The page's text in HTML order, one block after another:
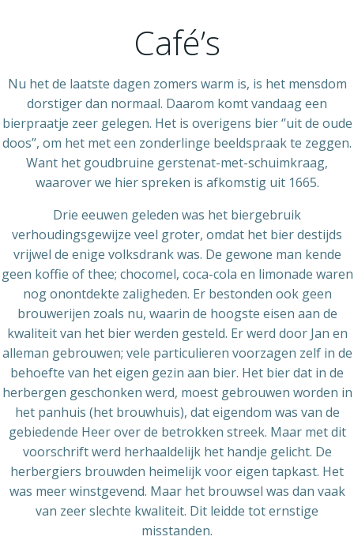
naar
de
Café’s
Nu het de laatste dagen zomers warm is, is het mensdom
dorstiger dan normaal. Daarom komt vandaag een
bierpraatje zeer gelegen. Het is overigens bier ‘’uit de oude
doos’’, om het met een zonderlinge beeldspraak te zeggen.
Want het goudbruine gerstenat-met-schuimkraag,
waarover we hier spreken is afkomstig uit 1665.
Drie eeuwen geleden was het biergebruik
verhoudingsgewijze veel groter, omdat het bier destijds
vrijwel de enige volksdrank was. De gewone man kende
geen koffie of thee; chocomel, coca-cola en limonade waren
nog onontdekte zaligheden. Er bestonden ook geen
brouwerijen zoals nu, waarin de hoogste eisen aan de
kwaliteit van het bier werden gesteld. Er werd door Jan en
alleman gebrouwen; vele particulieren voorzagen zelf in de
behoefte van het eigen gezin aan bier. Het bier dat in de
herbergen geschonken werd, moest gebrouwen worden in
het panhuis (het brouwhuis), dat eigendom was van de
gebiedende Heer over de betrokken streek. Maar met dit
voorschrift werd herhaaldelijk het handje gelicht. De
herbergiers brouwden heimelijk voor eigen tapkast. Het
was meer winstgevend. Maar het brouwsel was dan vaak
van zeer slechte kwaliteit. Dit leidde tot ernstige
misstanden.